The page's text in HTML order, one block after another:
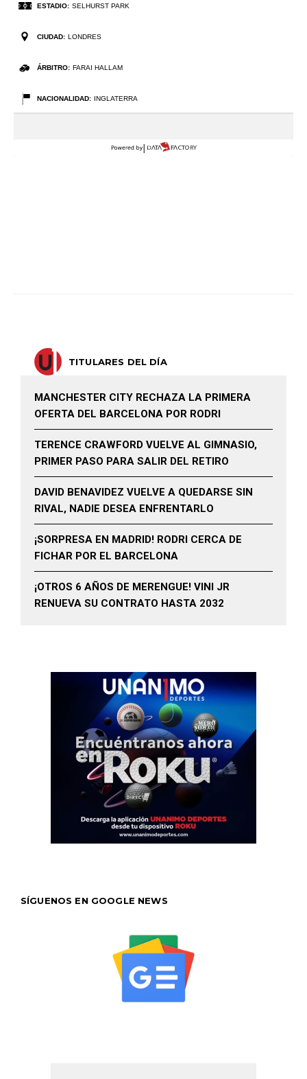
TITULARES DEL DÍA
MANCHESTER CITY RECHAZA LA PRIMERA
OFERTA DEL BARCELONA POR RODRI
TERENCE CRAWFORD VUELVE AL GIMNASIO,
PRIMER PASO PARA SALIR DEL RETIRO
DAVID BENAVIDEZ VUELVE A QUEDARSE SIN
RIVAL, NADIE DESEA ENFRENTARLO
¡SORPRESA EN MADRID! RODRI CERCA DE
FICHAR POR EL BARCELONA
¡OTROS 6 AÑOS DE MERENGUE! VINI JR
RENUEVA SU CONTRATO HASTA 2032
SÍGUENOS EN GOOGLE NEWS